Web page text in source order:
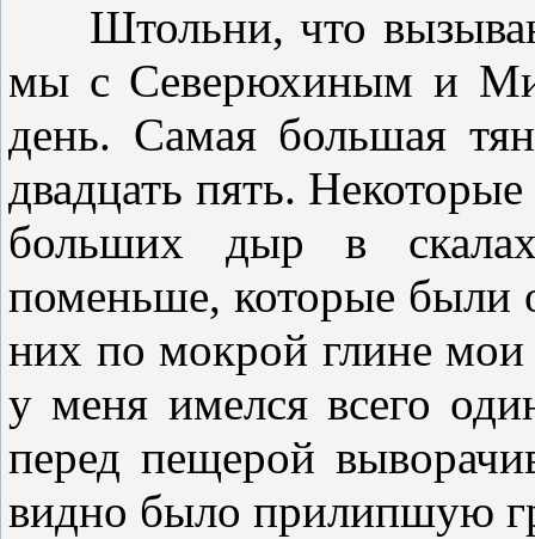
Штольни, что
мы с Северюхиным и
день. Самая большая
двадцать пять.
больших дыр в
поменьше, которые были
них по мокрой глине
у меня имелся всего
перед пещерой
видно было прилипшую